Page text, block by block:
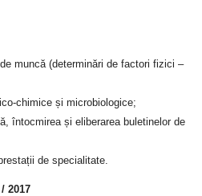
muncă (determinări de factori fizici –
chimice și microbiologice;
întocmirea și eliberarea buletinelor de
de specialitate.
2017